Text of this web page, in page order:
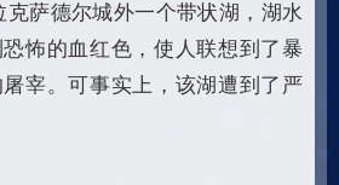
克萨德尔城外一个带状湖，湖水
怖的血红色，使人联想到了暴
宰。可事实上，该湖遭到了严